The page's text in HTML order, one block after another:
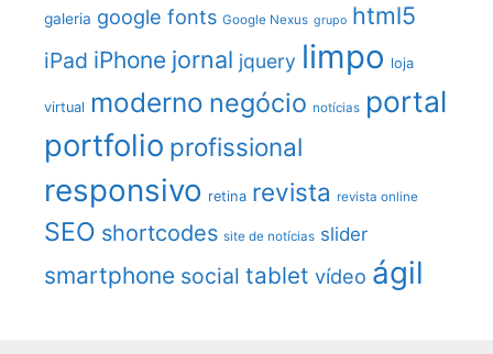
galeria google fonts Google Nexus grupo html5
iPad iPhone jornal jquery limpo loja
virtual moderno negócio notícias portal
portfolio profissional
responsivo retina revista revista online
SEO shortcodes site de notícias slider
smartphone social tablet vídeo ágil